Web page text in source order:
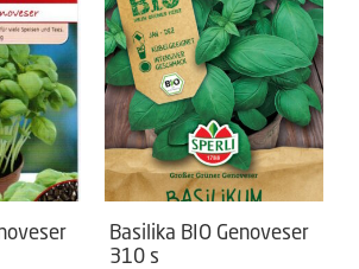
Basilika BIO Genoveser
310 s